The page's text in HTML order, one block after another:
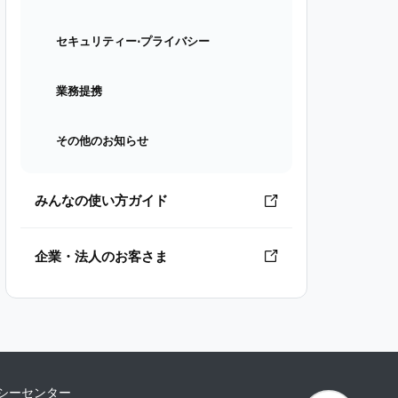
セキュリティー⋅プライバシー
業務提携
その他のお知らせ
みんなの使い方ガイド
企業・法人のお客さま
ーセンター